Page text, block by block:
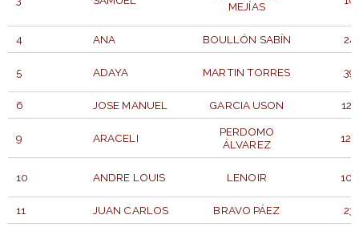
MEJÍAS
4 ANA BOULLÓN SABÍN 24
5 ADAYA MARTIN TORRES 39
6 JOSE MANUEL GARCIA USON 125
9 ARACELI
PERDOMO
ÁLVAREZ
126
10 ANDRE LOUIS LENOIR 105
11 JUAN CARLOS BRAVO PÁEZ 23